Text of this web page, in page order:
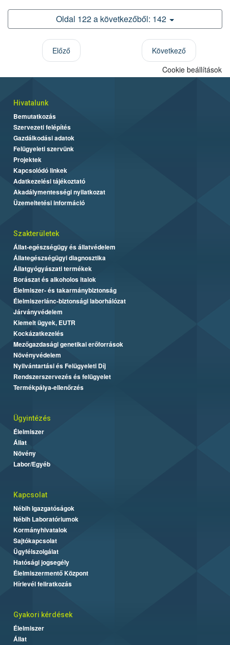
Oldal 122 a következőből: 142
Előző
Következő
Cookie beállítások
Hivatalunk
Bemutatkozás
Szervezeti felépítés
Gazdálkodási adatok
Felügyeleti szervünk
Projektek
Kapcsolódó linkek
Adatkezelési tájékoztató
Akadálymentességi nyilatkozat
Üzemeltetési információ
Szakterületek
Állat-egészségügy és állatvédelem
Állategészségügyi diagnosztika
Állatgyógyászati termékek
Borászat és alkoholos italok
Élelmiszer- és takarmánybiztonság
Élelmiszerlánc-biztonsági laborhálózat
Járványvédelem
Kiemelt ügyek, EUTR
Kockázatkezelés
Mezőgazdasági genetikai erőforrások
Növényvédelem
Nyilvántartási és Felügyeleti Díj
Rendszerszervezés és felügyelet
Termékpálya-ellenőrzés
Ügyintézés
Élelmiszer
Állat
Növény
Labor/Egyéb
Kapcsolat
Nébih Igazgatóságok
Nébih Laboratóriumok
Kormányhivatalok
Sajtókapcsolat
Ügyfélszolgálat
Hatósági jogsegély
Élelmiszermentő Központ
Hírlevél feliratkozás
Gyakori kérdések
Élelmiszer
Állat